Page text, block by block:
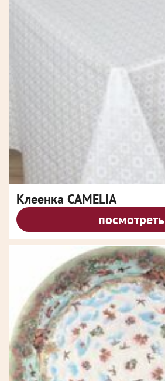
Клеенка CAMELIA
посмотреть